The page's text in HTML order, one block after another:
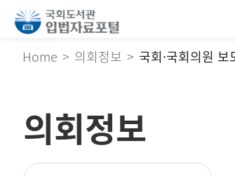
Home 의회정보 국회·국회의원 보
의회정보